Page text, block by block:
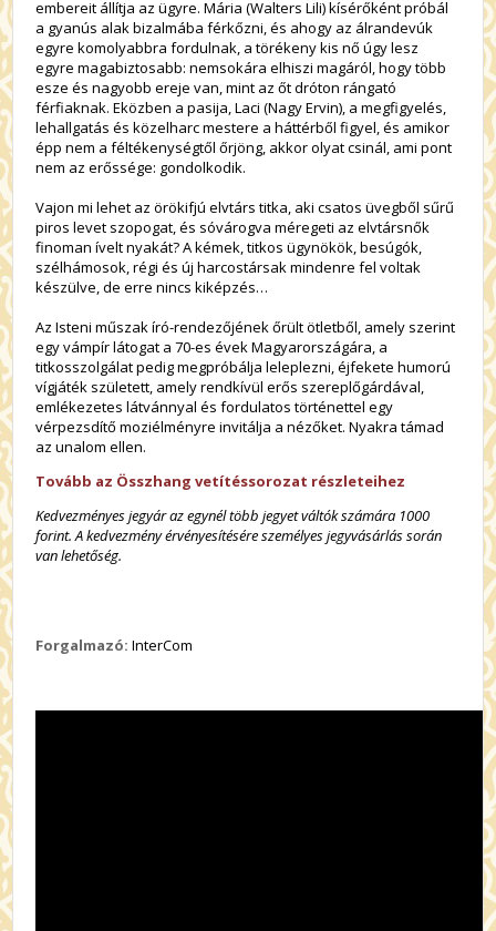
embereit állítja az ügyre. Mária (Walters Lili) kísérőként próbál
a gyanús alak bizalmába férkőzni, és ahogy az álrandevúk
egyre komolyabbra fordulnak, a törékeny kis nő úgy lesz
egyre magabiztosabb: nemsokára elhiszi magáról, hogy több
esze és nagyobb ereje van, mint az őt dróton rángató
férfiaknak. Eközben a pasija, Laci (Nagy Ervin), a megfigyelés,
lehallgatás és közelharc mestere a háttérből figyel, és amikor
épp nem a féltékenységtől őrjöng, akkor olyat csinál, ami pont
nem az erőssége: gondolkodik.
Vajon mi lehet az örökifjú elvtárs titka, aki csatos üvegből sűrű
piros levet szopogat, és sóvárogva méregeti az elvtársnők
finoman ívelt nyakát? A kémek, titkos ügynökök, besúgók,
szélhámosok, régi és új harcostársak mindenre fel voltak
készülve, de erre nincs kiképzés…
Az Isteni műszak író-rendezőjének őrült ötletből, amely szerint
egy vámpír látogat a 70-es évek Magyarországára, a
titkosszolgálat pedig megpróbálja leleplezni, éjfekete humorú
vígjáték született, amely rendkívül erős szereplőgárdával,
emlékezetes látvánnyal és fordulatos történettel egy
vérpezsdítő moziélményre invitálja a nézőket. Nyakra támad
az unalom ellen.
Tovább az Összhang vetítéssorozat részleteihez
Kedvezményes jegyár az egynél több jegyet váltók számára 1000
forint. A kedvezmény érvényesítésére személyes jegyvásárlás során
van lehetőség.
Forgalmazó: InterCom